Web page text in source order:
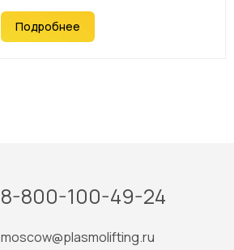
Подробнее
8-800-100-49-24
moscow@plasmolifting.ru